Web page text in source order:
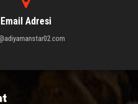
Email Adresi